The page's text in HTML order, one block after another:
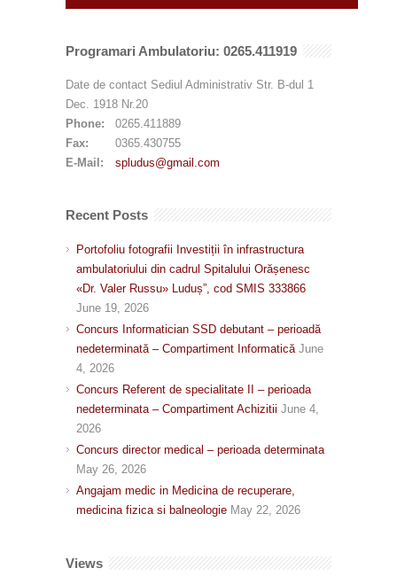
Programari Ambulatoriu: 0265.411919
Date de contact Sediul Administrativ Str. B-dul 1
Dec. 1918 Nr.20
Phone:
0265.411889
Fax:
0365.430755
E-Mail:
spludus@gmail.com
Recent Posts
Portofoliu fotografii Investiții în infrastructura
ambulatoriului din cadrul Spitalului Orășenesc
«Dr. Valer Russu» Luduș”, cod SMIS 333866
June 19, 2026
Concurs Informatician SSD debutant – perioadă
nedeterminată – Compartiment Informatică June
4, 2026
Concurs Referent de specialitate II – perioada
nedeterminata – Compartiment Achizitii June 4,
2026
Concurs director medical – perioada determinata
May 26, 2026
Angajam medic in Medicina de recuperare,
medicina fizica si balneologie May 22, 2026
Views